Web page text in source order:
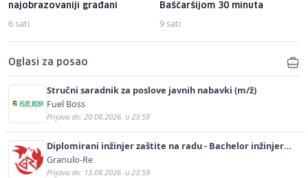
najobrazovaniji građani
6 sati
Baščaršijom 30 minuta
9 sati
Oglasi za posao
Stručni saradnik za poslove javnih nabavki (m/ž)
Fuel Boss
Prijava do: 20.08.2026. u 23:59
Diplomirani inžinjer zaštite na radu - Bachelor inžinjer
sigurnosti i pomoći (m/ž)
Granulo-Re
Prijava do: 13.08.2026. u 23:59